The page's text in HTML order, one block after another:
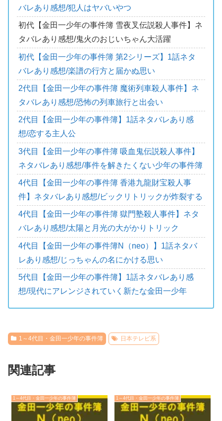
バレあり感想/犯人はヤバいやつ
初代【金田一少年の事件簿 雪夜叉伝説殺人事件】ネ
タバレあり感想/鬼火のおじいちゃん大活躍
初代【金田一少年の事件簿 第2シリーズ】1話ネタ
バレあり感想/楽譜の行方と届かぬ思い
2代目【金田一少年の事件簿 魔術列車殺人事件】ネ
タバレあり感想/恐怖の列車旅行と出会い
2代目【金田一少年の事件簿】1話ネタバレあり感
想/恋する主人公
3代目【金田一少年の事件簿 吸血鬼伝説殺人事件】
ネタバレあり感想/事件を解きたくない少年の事件簿
4代目【金田一少年の事件簿 香港九龍財宝殺人事
件】ネタバレあり感想/ビックリトリックが炸裂する
4代目【金田一少年の事件簿 獄門塾殺人事件】ネタ
バレあり感想/太陽と月光の大がかりトリック
4代目【金田一少年の事件簿N（neo）】1話ネタバ
レあり感想/じっちゃんの名にかける思い
5代目【金田一少年の事件簿】1話ネタバレあり感
想/現代にアレンジされていく新たな金田一少年
1～4代目・金田一少年の事件簿 日本テレビ系
関連記事
1～4代目・金田一少年の事件簿 1～4代目・金田一少年の事件簿